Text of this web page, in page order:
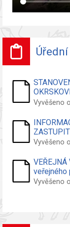
Vyvěšeno
Vyvěšeno
veřejného
Vyvěšeno